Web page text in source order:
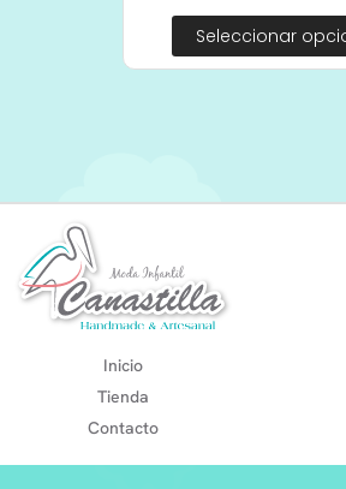
Seleccionar
Inicio
Tienda
Contacto